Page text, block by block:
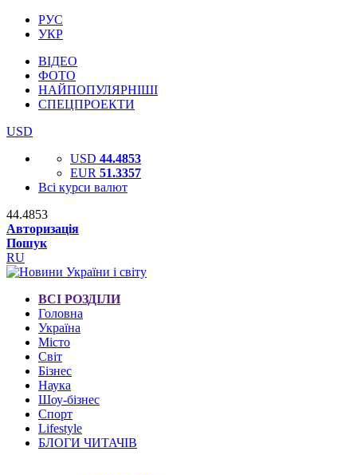
РУС
УКР
ВІДЕО
ФОТО
НАЙПОПУЛЯРНІШІ
СПЕЦПРОЕКТИ
USD
USD 44.4853
EUR 51.3357
Всі курси валют
44.4853
Авторизація
Пошук
RU
ВСІ РОЗДІЛИ
Головна
Україна
Місто
Світ
Бізнес
Наука
Шоу-бізнес
Спорт
Lifestyle
БЛОГИ ЧИТАЧІВ